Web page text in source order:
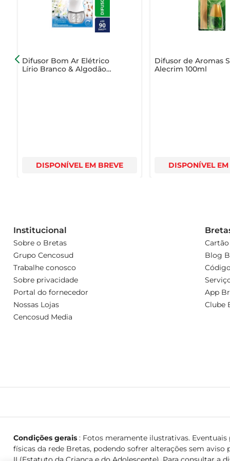
Com o Odorizante Bom Ar RF 16ml, você traz a
Difusor Bom Ar Elétrico
Lírio Branco & Algodão
DISPONÍVEL EM BREVE
Difusor de Aromas
Alecrim 100ml
DISPONÍVEL EM
Institucional
Sobre o Bretas
Grupo Cencosud
Trabalhe conosco
Sobre privacidade
Portal do fornecedor
Nossas Lojas
Cencosud Media
Blog
App
Clube
Condições gerais: Fotos meramente ilustrativas. Eventuais
físicas da rede Bretas, podendo sofrer alterações sem aviso